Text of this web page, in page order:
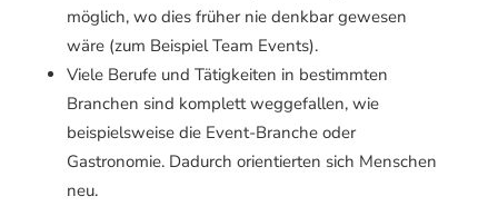
möglich, wo dies früher nie denkbar gewesen
wäre (zum Beispiel Team Events).
Viele Berufe und Tätigkeiten in bestimmten
Branchen sind komplett weggefallen, wie
beispielsweise die Event-Branche oder
Gastronomie. Dadurch orientierten sich Menschen
neu.